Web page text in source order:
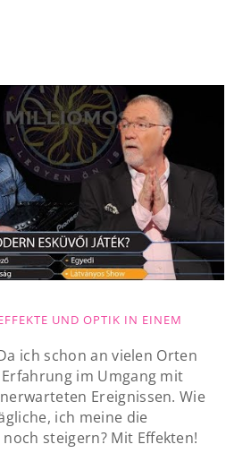
UND OPTIK IN EINEM
ich schon an vielen Orten
im Umgang mit
Ereignissen. Wie
ich meine die
steigern? Mit Effekten!